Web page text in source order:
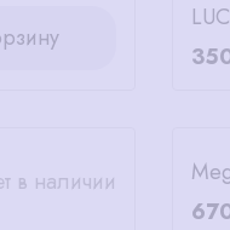
в наличии